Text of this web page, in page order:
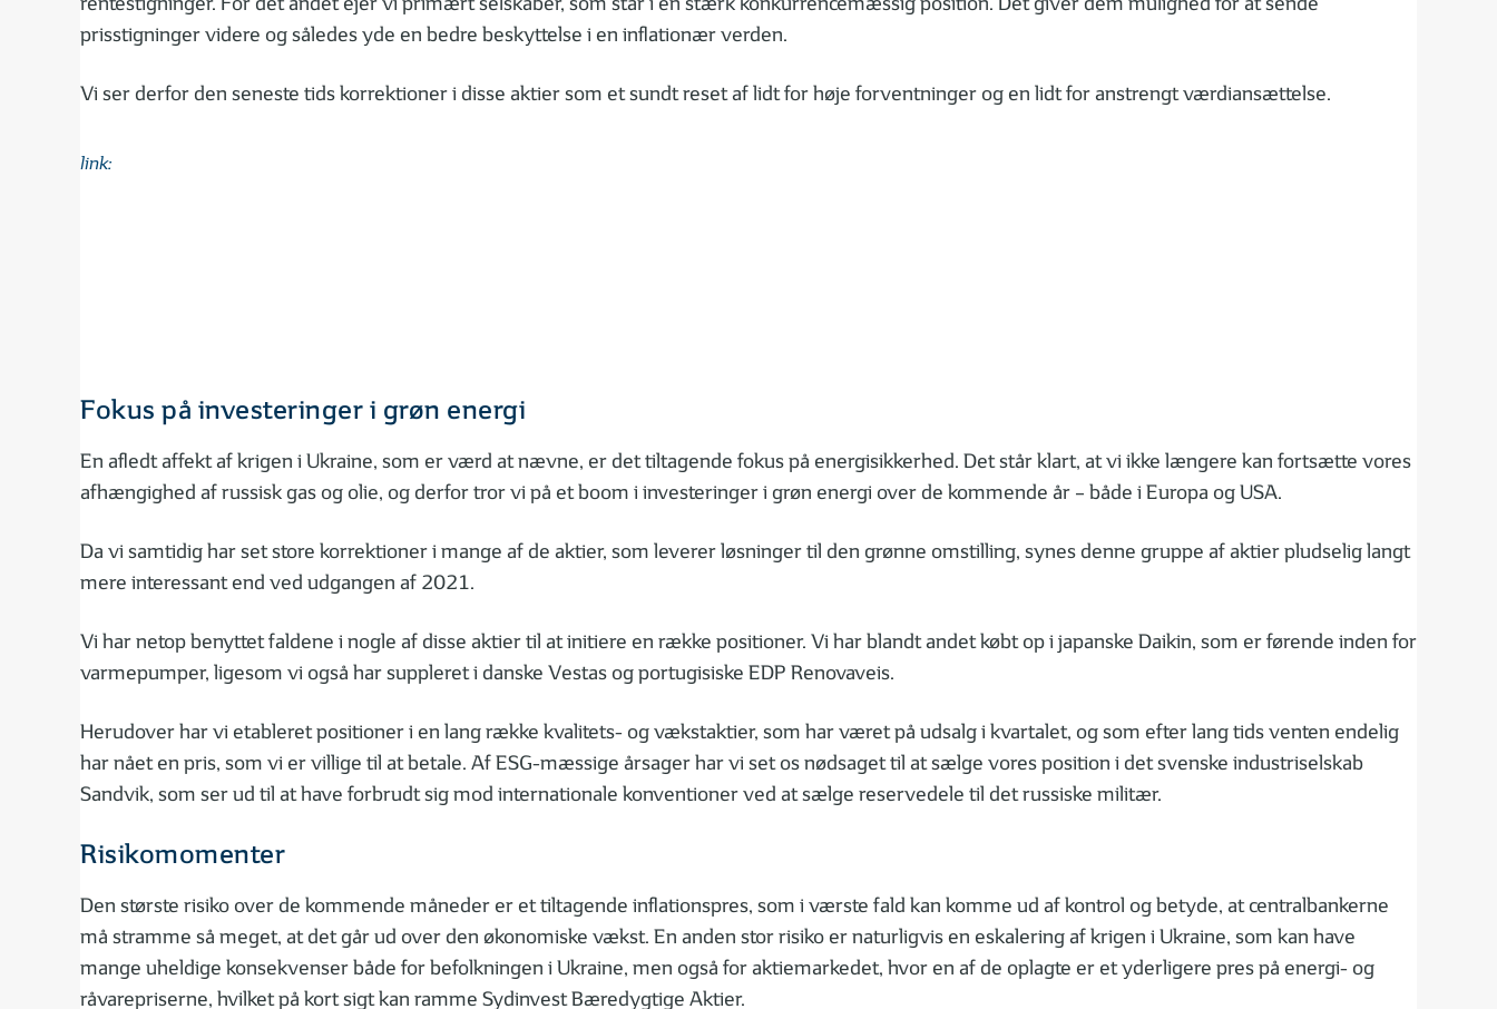
prisstigninger videre og således yde en bedre beskyttelse i en inflationær verden.
Vi ser derfor den seneste tids korrektioner i disse aktier som et sundt reset af lidt for høje forventninger og en lidt for anstrengt værdiansættelse.
link:
Fokus på investeringer i grøn energi
En afledt affekt af krigen i Ukraine, som er værd at nævne, er det tiltagende fokus på energisikkerhed. Det står klart, at vi ikke længere kan fortsætte vores
afhængighed af russisk gas og olie, og derfor tror vi på et boom i investeringer i grøn energi over de kommende år – både i Europa og USA.
Da vi samtidig har set store korrektioner i mange af de aktier, som leverer løsninger til den grønne omstilling, synes denne gruppe af aktier pludselig langt
mere interessant end ved udgangen af 2021.
Vi har netop benyttet faldene i nogle af disse aktier til at initiere en række positioner. Vi har blandt andet købt op i japanske Daikin, som er førende inden for
varmepumper, ligesom vi også har suppleret i danske Vestas og portugisiske EDP Renovaveis.
Herudover har vi etableret positioner i en lang række kvalitets- og vækstaktier, som har været på udsalg i kvartalet, og som efter lang tids venten endelig
har nået en pris, som vi er villige til at betale. Af ESG-mæssige årsager har vi set os nødsaget til at sælge vores position i det svenske industriselskab
Sandvik, som ser ud til at have forbrudt sig mod internationale konventioner ved at sælge reservedele til det russiske militær.
Risikomomenter
Den største risiko over de kommende måneder er et tiltagende inflationspres, som i værste fald kan komme ud af kontrol og betyde, at centralbankerne
må stramme så meget, at det går ud over den økonomiske vækst. En anden stor risiko er naturligvis en eskalering af krigen i Ukraine, som kan have
mange uheldige konsekvenser både for befolkningen i Ukraine, men også for aktiemarkedet, hvor en af de oplagte er et yderligere pres på energi- og
råvarepriserne, hvilket på kort sigt kan ramme Sydinvest Bæredygtige Aktier.